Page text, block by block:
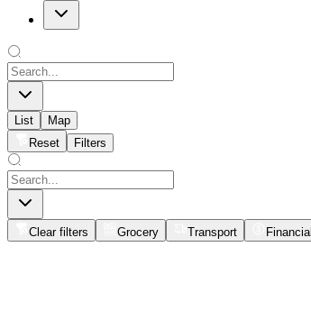
List
Map
Reset
Filters
Clear filters Grocery Transport Financial